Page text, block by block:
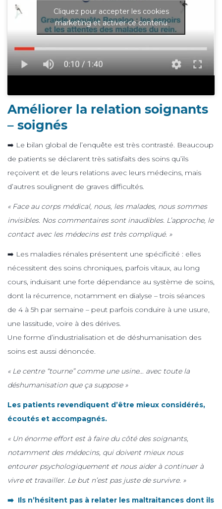
Cliquez pour accepter les cookies
marketing et activer ce contenu
Améliorer la relation soignants
– soignés
➡️ Le bilan global de l’enquête est très contrasté. Beaucoup
de patients se déclarent très satisfaits des soins qu’ils
reçoivent et de leurs relations avec leurs médecins, mais
d’autres soulignent de graves difficultés.
« Face au corps médical, nous, les malades, nous sommes
invisibles. Nos commentaires sont inaudibles. L’approche, le
contact avec les médecins est très compliqué. »
➡️ Les maladies rénales présentent une spécificité : elles
nécessitent des soins chroniques, parfois vitaux, au long
cours, induisant une forte dépendance au système de soins,
dont la récurrence, notamment en dialyse – trois séances
de 4 à 5h par semaine – peut parfois conduire à une usure,
une lassitude, voire à des dérives.
Une forme d’industrialisation et de déshumanisation des
soins est aussi dénoncée.
« Le centre “tourne” comme une usine… avec toute la
déshumanisation que ça suppose »
Les patients revendiquent d’être mieux considérés,
écoutés et accompagnés.
« Un énorme effort est à faire du côté des soignants,
notamment des médecins, qui doivent mieux nous
entourer psychologiquement et nous aider à continuer à
vivre et travailler. Le but n’est pas juste de survivre. »
➡️ Ils n’hésitent pas à relater les maltraitances dont ils